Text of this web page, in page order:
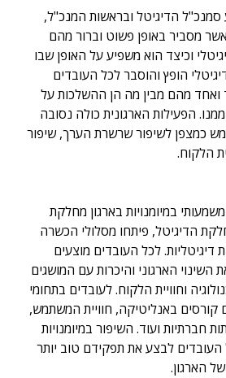
הדיגיטל ובראשות המנכ"ל,
אשר מסביר באופן פשוט וברור מהם
וכיצד הוא משפיע על האופן שבו
הופץ והוסבר לכל העובדים
מהם מבין מה הן ההשלכות על
הפעילות הארגונית כולה נסובה
כמצפן לשיפור שרשרת הערך, שיפור
הלקוח.
במיומנויות בארגון מחלקת
הדיגיטל, פיתחו מסלולי הכשרה
דיגיטליות. לכל העובדים מוצעים
הארגוני והיכרות עם המושגים
וחוויית הלקוח. לעובדים בתחומי
קורסים באנליטיקה, חוויית המשתמש,
חברתיות ועוד. השיפור במיומנויות
העובדים לבצע את תפקידם טוב יותר
הארגון.